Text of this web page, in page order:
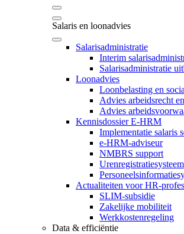
Salaris en loonadvies
Salarisadministratie
Interim
Salarisadministratie
Loonadvies
Loonbelasting en
Advies arbeidsrecht
Advies
Kennisdossier E-HRM
Implementatie salaris
e-HRM-adviseur
NMBRS support
Urenregistratiesysteem
Actualiteiten voor HR-
SLIM-subsidie
Zakelijke mobiliteit
Werkkostenregeling
Data & efficiëntie